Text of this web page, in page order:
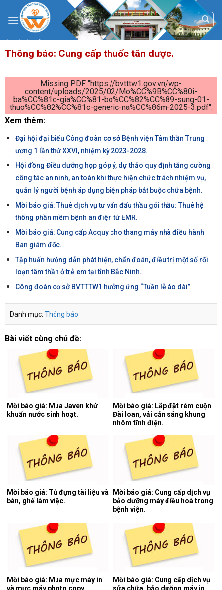
content
Thông báo: Cung cấp thuốc tân dược.
Missing PDF "https://bvtttw1.gov.vn/wp-
content/uploads/2025/02/Mo%CC%9B%CC%80i-
ba%CC%81o-gia%CC%81-bo%CC%82%CC%89-sung-01-
thuo%CC%82%CC%81c-generic-na%CC%86m-2025-3.pdf".
Xem thêm:
Đại hội đại biểu Công đoàn cơ sở Bệnh viện Tâm thần Trung
ương 1 lần thứ XXVI, nhiệm kỳ 2023-2028.
Hội đồng Điều dưỡng họp góp ý, dự thảo quy định tăng cường
công tác an ninh, an toàn khi thực hiện chức trách nhiệm vụ,
quản lý người bệnh áp dụng biện pháp bắt buộc chữa bệnh.
Mời báo giá: Thuê dịch vụ tư vấn đấu thầu gói thầu: Thuê hệ
thống phần mềm bệnh án điện tử EMR.
Mời báo giá: Cung cấp Acquy cho thang máy nhà điều hành
Ban giám đốc.
Tập huấn hướng dẫn phát hiện, chẩn đoán, điều trị một số rối
loạn tâm thần ở trẻ em tại tỉnh Bắc Ninh.
Công đoàn cơ sở BVTTTW1 hưởng ứng “Tuần lễ áo dài”
Danh mục: Thông báo
Bài viết cùng chủ đề:
Mời báo giá: Mua Javen khử
khuẩn nước sinh hoạt.
Mời báo giá: Lắp đặt rèm cuộn
Đài loan, vải cản sáng khung
nhôm tĩnh điện.
Mời báo giá: Tủ đựng tài liệu và
bàn, ghế làm việc.
Mời báo giá: Cung cấp dịch vụ
bảo dưỡng máy điều hoà trong
bệnh viện.
Mời báo giá: Mua mực máy in
và mực máy photo copy.
Mời báo giá: Cung cấp dịch vụ
sửa chữa, bảo dưỡng máy in